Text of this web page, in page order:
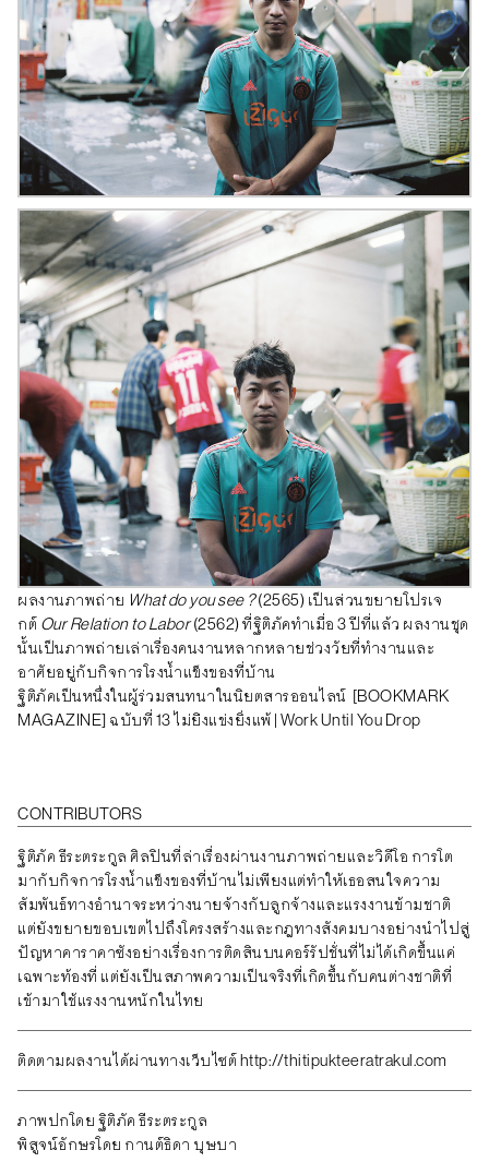
ผลงานภาพถ่าย What do you see ?(2565) เป็นส่วนขยายโปรเจ
กต์ Our Relation to Labor(2562) ที่ฐิติภัคทำเมื่อ 3 ปีที่แล้ว ผลงานชุด
นั้นเป็นภาพถ่ายเล่าเรื่องคนงานหลากหลายช่วงวัยที่ทำงานและ
อาศัยอยู่กับกิจการโรงน้ำแข็งของที่บ้าน
ฐิติภัคเป็นหนึ่งในผู้ร่วมสนทนาในนิยตสารออนไลน์ [BOOKMARK
MAGAZINE] ฉบับที่ 13 ไม่ย่ิงแข่งยิ่งแพ้ | Work Until You Drop
CONTRIBUTORS
ฐิติภัค ธีระตระกูล ศิลปินที่ล่าเรื่องผ่านงานภาพถ่ายและวิดีโอ การโต
มากับกิจการโรงน้ำแข็งของที่บ้านไม่เพียงแต่ทำให้เธอสนใจความ
สัมพันธ์ทางอำนาจระหว่างนายจ้างกับลูกจ้างและแรงงานข้ามชาติ
แต่ยังขยายขอบเขตไปถึงโครงสร้างและกฎทางสังคมบางอย่างนำไปสู่
ปัญหาคาราคาซังอย่างเรื่องการติดสินบนคอร์รัปชั่นที่ไม่ได้เกิดขึ้นแค่
เฉพาะท้องที่ แต่ยังเป็นสภาพความเป็นจริงที่เกิดขึ้นกับคนต่างชาติที่
เข้ามาใช้แรงงานหนักในไทย
ติดตามผลงานได้ผ่านทางเว็บไซต์http://thitipukteeratrakul.com
ภาพปกโดย ฐิติภัค ธีระตระกูล
พิสูจน์อักษรโดย กานต์ธิดา บุษบา